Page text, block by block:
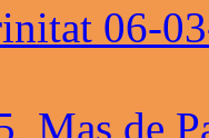
06-
Mas de